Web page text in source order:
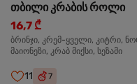
თბილი კრაბის როლი
16,7 ₾
ბრინჯი, კრემ-ყველი, კიტრი,
მაიონეზი, კრაბ მიქსი, სეზამი
11 7